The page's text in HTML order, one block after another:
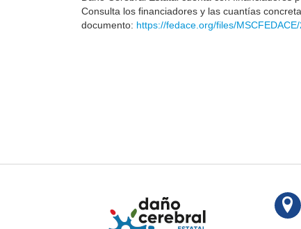
Consulta los financiadores y las cuantías
documento: https://fedace.org/files/